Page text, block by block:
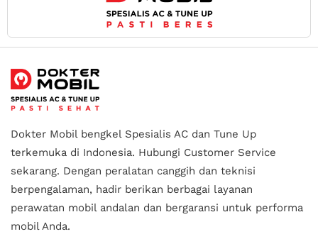
Dokter Mobil bengkel Spesialis AC dan Tune Up
terkemuka di Indonesia. Hubungi Customer Service
sekarang. Dengan peralatan canggih dan teknisi
berpengalaman, hadir berikan berbagai layanan
perawatan mobil andalan dan bergaransi untuk performa
mobil Anda.